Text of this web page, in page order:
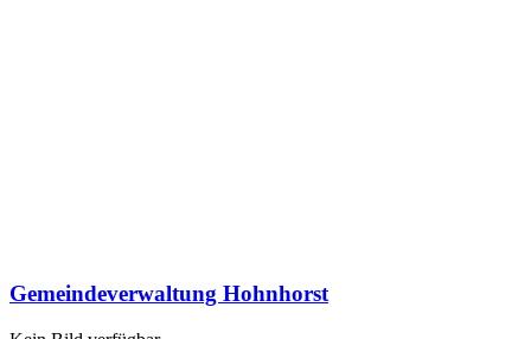
Gemeindeverwaltung Hohnhorst